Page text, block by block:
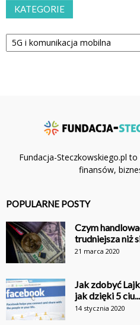
KATEGORIE
Kategorie
Fundacja-Steczkowskiego.pl
finansów,
POPULARNE POSTY
Czym
trudniejsza niż
21 marca 2020
Jak zdobyć
jak dzięki 5 ciu...
14 stycznia 2020